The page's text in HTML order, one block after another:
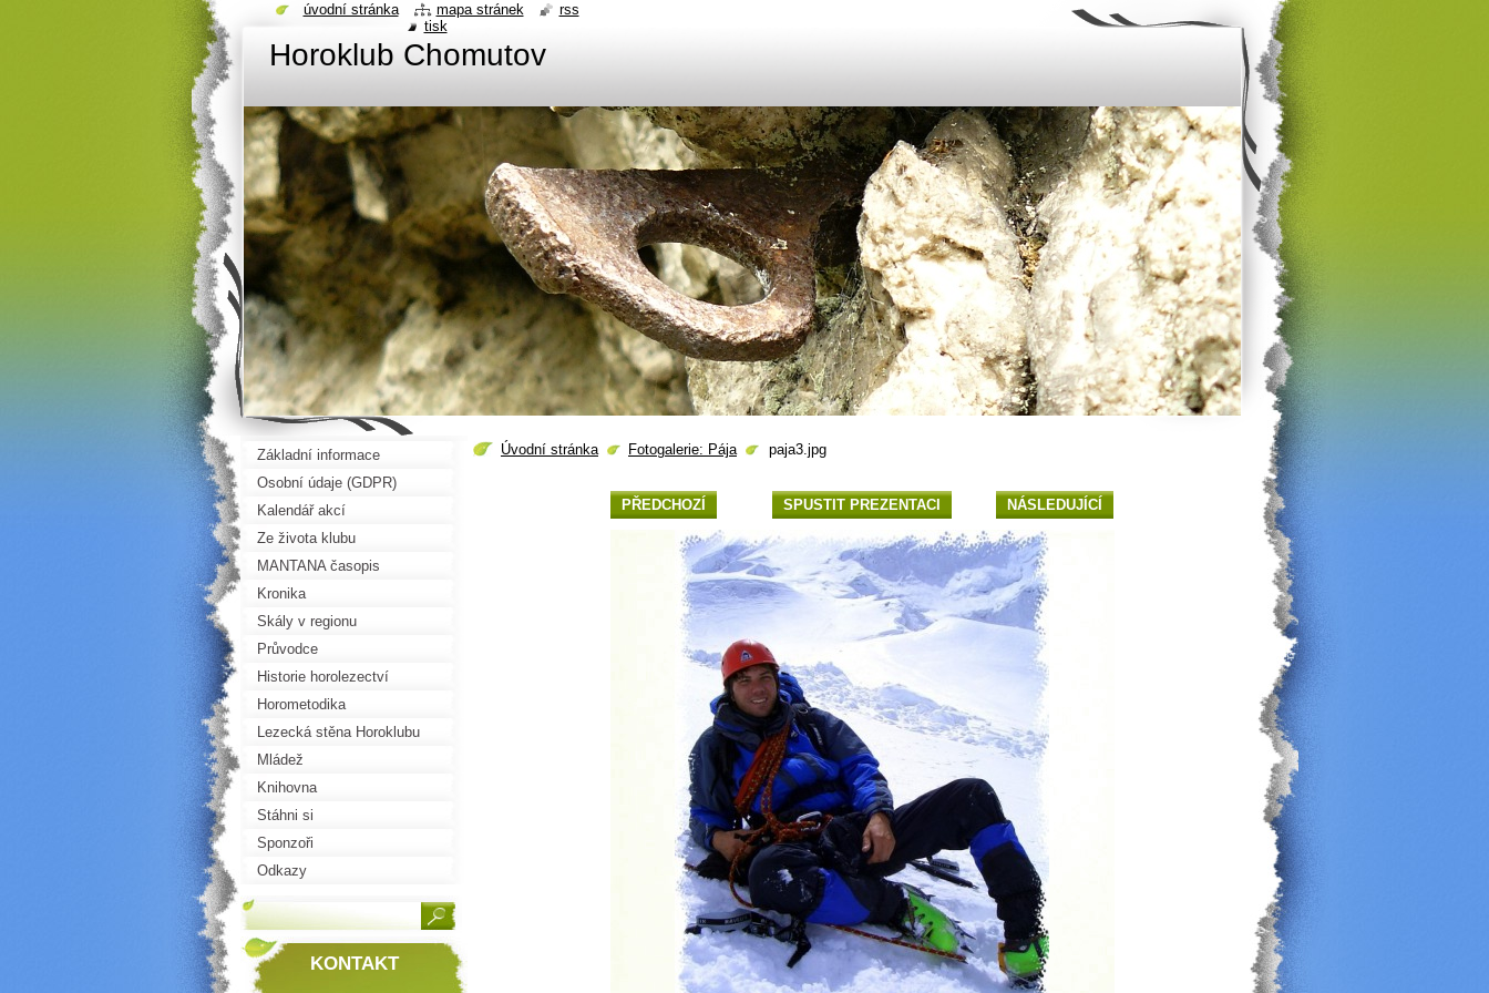
Horoklub Chomutov
Úvodní stránka Fotogalerie: Pája paja3.jpg
PŘEDCHOZÍ SPUSTIT PREZENTACI NÁSLEDUJÍCÍ
Základní informace
Osobní údaje (GDPR)
Kalendář akcí
Ze života klubu
MANTANA časopis
Kronika
Skály v regionu
Průvodce
Historie horolezectví
Horometodika
Lezecká stěna Horoklubu
Mládež
Knihovna
Stáhni si
Sponzoři
Odkazy
KONTAKT
úvodní stránka mapa stránek
rss
tisk